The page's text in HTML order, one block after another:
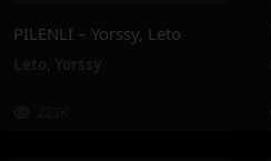
PILENLI – Yorssy, Leto